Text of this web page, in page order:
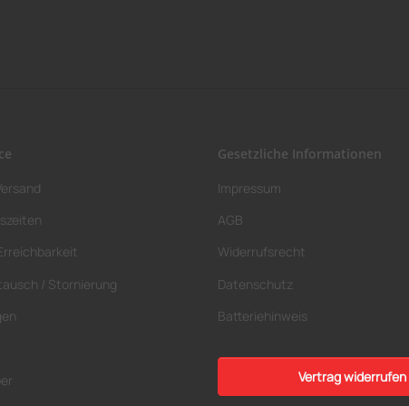
/ Stornierung
Gesetzliche Informationen
Impressum
AGB
Widerrufsrecht
Datenschutz
Batteriehinweis
Vertrag widerrufen